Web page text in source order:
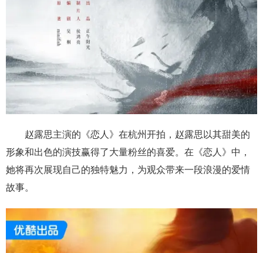
赵露思主演的《恋人》在杭州开拍，赵露思以其甜美的
形象和出色的演技赢得了大量粉丝的喜爱。在《恋人》中，
她将再次展现自己的独特魅力，为观众带来一段浪漫的爱情
故事。